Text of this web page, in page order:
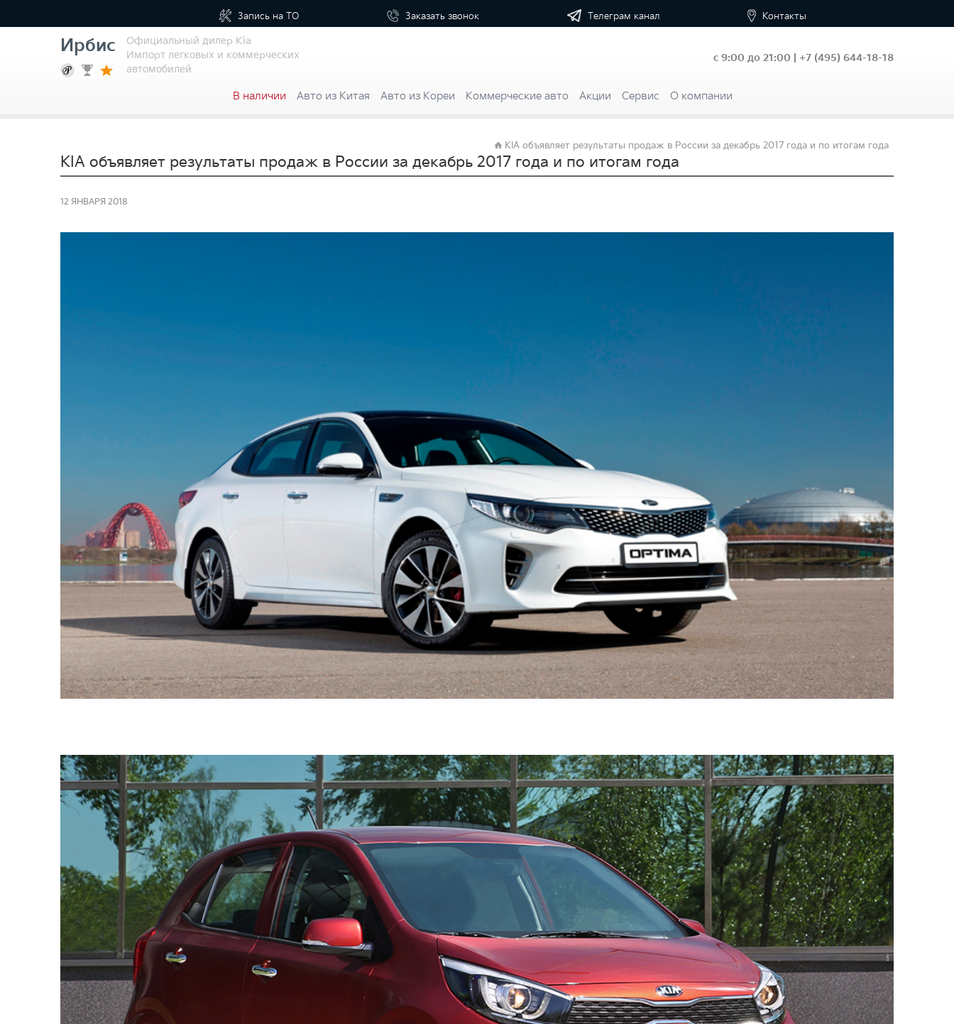
Запись на ТО Заказать звонок Телеграм канал Контакты
Ирбис
Официальный дилер Kia
Импорт легковых и коммерческих
автомобилей
с 9:00 до 21:00 | +7 (495) 644-18-18
В наличии Авто из Китая Авто из Кореи Коммерческие авто Акции Сервис О компании
KIA объявляет результаты продаж в России за декабрь 2017 года и по итогам года
KIA объявляет результаты продаж в России за декабрь 2017 года и по итогам года
12 ЯНВАРЯ 2018